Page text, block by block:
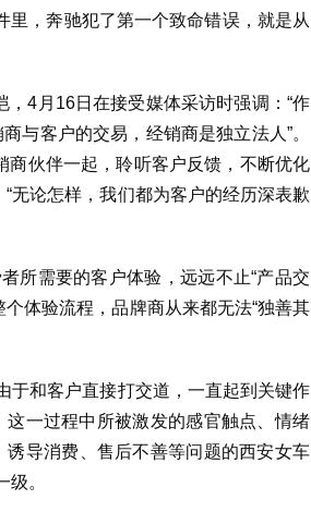
里，奔驰犯了第一个致命错误，就是从
4月16日在接受媒体采访时强调：“作
与客户的交易，经销商是独立法人”。
商伙伴一起，聆听客户反馈，不断优化
无论怎样，我们都为客户的经历深表歉
所需要的客户体验，远远不止“产品交
体验流程，品牌商从来都无法“独善其
于和客户直接打交道，一直起到关键作
一过程中所被激发的感官触点、情绪
导消费、售后不善等问题的西安女车
。